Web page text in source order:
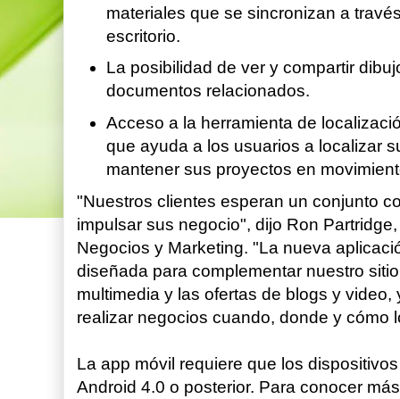
materiales que se sincronizan a
escritorio.
La posibilidad de ver y compartir
documentos relacionados.
Acceso a la herramienta de
que ayuda a los usuarios a localizar
mantener sus proyectos en
"Nuestros clientes esperan un conjunto
impulsar sus negocio", dijo Ron
Negocios y Marketing. "La nueva
diseñada para complementar nuestro
multimedia y las ofertas de blogs y
realizar negocios cuando, donde y cómo
La app móvil requiere que los
Android 4.0 o posterior. Para conocer